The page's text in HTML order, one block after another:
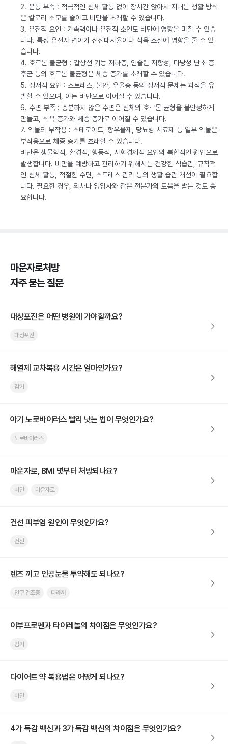
2. 운동 부족 : 적극적인 신체 활동 없이 장시간 앉아서 지내는 생활 방식
은 칼로리 소모를 줄이고 비만을 초래할 수 있습니다.
3. 유전적 요인 : 가족력이나 유전적 소인도 비만에 영향을 미칠 수 있습
니다. 특정 유전자 변이가 신진대사율이나 식욕 조절에 영향을 줄 수 있
습니다.
4. 호르몬 불균형 : 갑상선 기능 저하증, 인슐린 저항성, 다낭성 난소 증
후군 등의 호르몬 불균형은 체중 증가를 초래할 수 있습니다.
5. 정서적 요인 : 스트레스, 불안, 우울증 등의 정서적 문제는 과식을 유
발할 수 있으며, 이는 비만으로 이어질 수 있습니다.
6. 수면 부족 : 충분하지 않은 수면은 신체의 호르몬 균형을 불안정하게
만들고, 식욕 증가와 체중 증가로 이어질 수 있습니다.
7. 약물의 부작용 : 스테로이드, 항우울제, 당뇨병 치료제 등 일부 약물은
부작용으로 체중 증가를 초래할 수 있습니다.
비만은 생물학적, 환경적, 행동적, 사회경제적 요인의 복합적인 원인으로
발생합니다. 비만을 예방하고 관리하기 위해서는 건강한 식습관, 규칙적
인 신체 활동, 적절한 수면, 스트레스 관리 등의 생활 습관 개선이 필요합
니다. 필요한 경우, 의사나 영양사와 같은 전문가의 도움을 받는 것도 중
요합니다.
마운자로처방
자주 묻는 질문
대상포진은 어떤 병원에 가야할까요?
대상포진
해열제 교차복용 시간은 얼마인가요?
감기
아기 노로바이러스 빨리 낫는 법이 무엇인가요?
노로바이러스
마운자로, BMI 몇부터 처방되나요?
비만 마운자로
건선 피부염 원인이 무엇인가요?
건선
렌즈 끼고 인공눈물 투약해도 되나요?
안구 건조증 다래끼
이부프로펜과 타이레놀의 차이점은 무엇인가요?
감기
다이어트 약 복용법은 어떻게 되나요?
비만
4가 독감 백신과 3가 독감 백신의 차이점은 무엇인가요?